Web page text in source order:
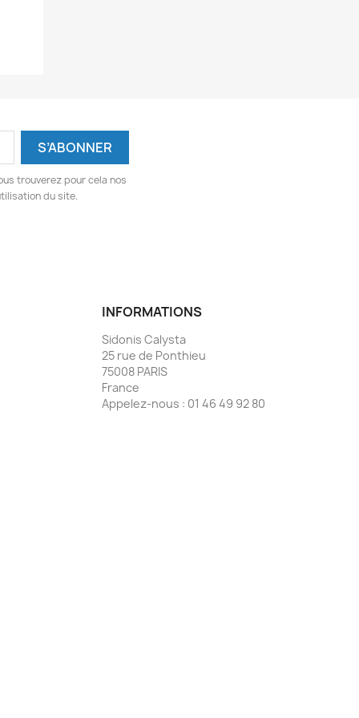
trouverez pour cela nos
du site.
INFORMATIONS
Sidonis Calysta
25 rue de Ponthieu
75008 PARIS
France
Appelez-nous : 01 46 49 92 80